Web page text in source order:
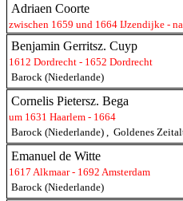
Adriaen Coorte
zwischen 1659 und 1664 IJzendijke -
Benjamin Gerritsz. Cuyp
1612 Dordrecht - 1652 Dordrecht
Barock (Niederlande)
Cornelis Pietersz. Bega
um 1631 Haarlem - 1664
Barock (Niederlande) , Goldenes
Emanuel de Witte
1617 Alkmaar - 1692 Amsterdam
Barock (Niederlande)